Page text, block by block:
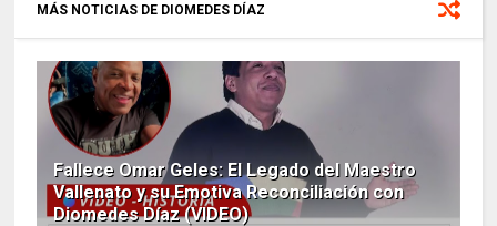
MÁS NOTICIAS DE DIOMEDES DÍAZ
Fallece Omar Geles: El Legado del Maestro
Vallenato y su Emotiva Reconciliación con
Diomedes Díaz (VIDEO)